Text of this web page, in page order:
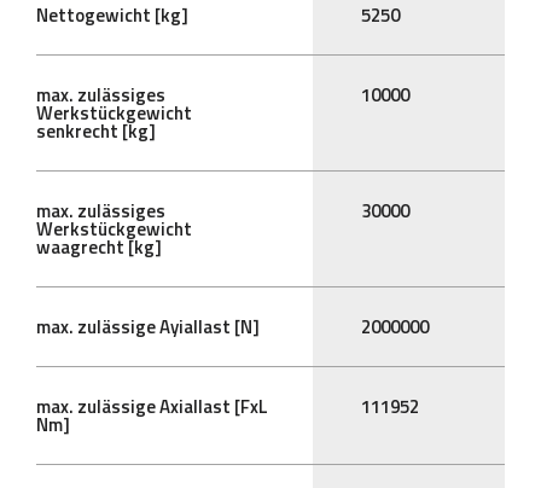
Nettogewicht [kg] 5250
max. zulässiges
Werkstückgewicht
senkrecht [kg]
10000
max. zulässiges
Werkstückgewicht
waagrecht [kg]
30000
max. zulässige Ayiallast [N] 2000000
max. zulässige Axiallast [FxL
Nm]
111952